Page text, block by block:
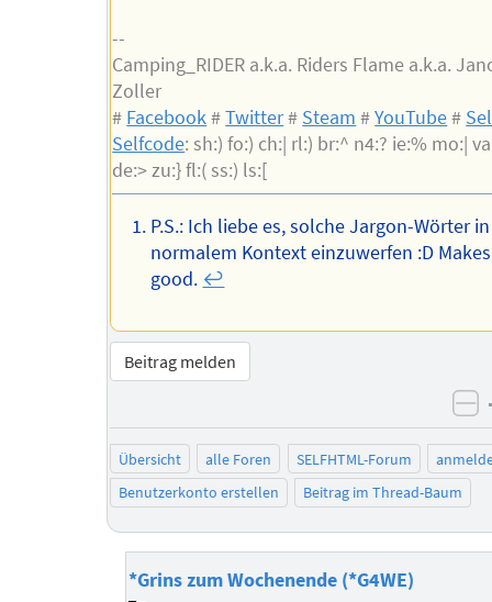
--
Camping_RIDER a.k.a. Riders Flame a.k.a.
Zoller
# Facebook#Twitter# Steam #YouTube#
Selfcode: sh:) fo:) ch:| rl:) br:^ n4:? ie:% mo:|
de:> zu:} fl:( ss:) ls:[
P.S.: Ich liebe es, solche Jargon-Wörter in
normalem Kontext einzuwerfen :D
good. ↩︎
Beitrag melden
Übersicht alle Foren SELFHTML-Forum
Benutzerkonto erstellen
Beitrag im Thread-Baum
*Grins zum Wochenende (*G4WE)